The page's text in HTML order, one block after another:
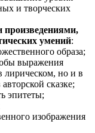
и творческих
произведениями,
умений:
образа;
выражения
лирическом, но и в
сказке;
эпитеты;
изображения